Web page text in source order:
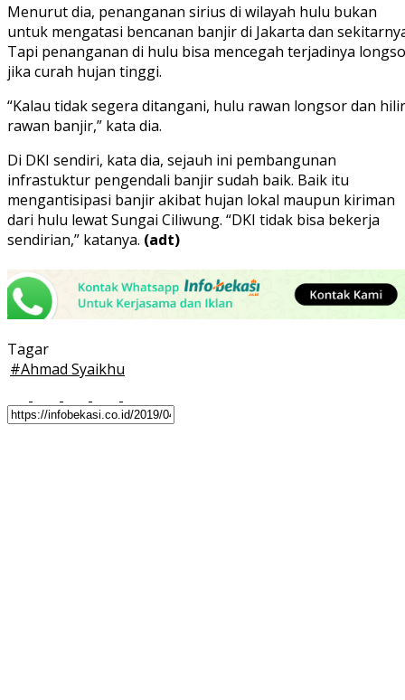
Menurut dia, penanganan sirius di wilayah hulu bukan
untuk mengatasi bencanan banjir di Jakarta dan
Tapi penanganan di hulu bisa mencegah terjadinya
jika curah hujan tinggi.
“Kalau tidak segera ditangani, hulu rawan longsor dan hilir
rawan banjir,” kata dia.
Di DKI sendiri, kata dia, sejauh ini pembangunan
infrastuktur pengendali banjir sudah baik. Baik itu
mengantisipasi banjir akibat hujan lokal maupun kiriman
dari hulu lewat Sungai Ciliwung. “DKI tidak bisa bekerja
sendirian,” katanya. (adt)
Tagar
#Ahmad Syaikhu